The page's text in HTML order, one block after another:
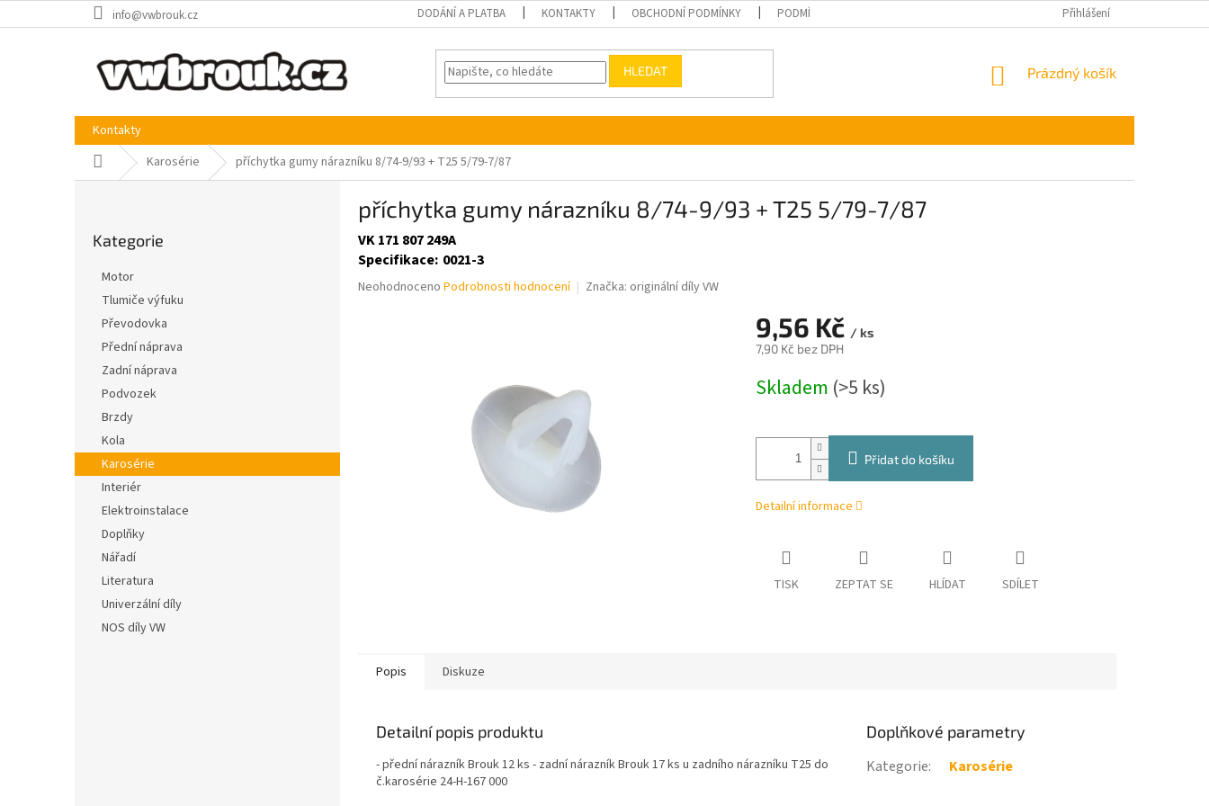
na
info@vwbrouk.cz DODÁNÍ A PLATBA KONTAKTY OBCHODNÍ PODMÍNKY PODMÍNKY OCHRANY OSOBNÍCH ÚDAJŮ Přihlášení
HLEDAT
NÁKUPNÍ
Prázdný košík
Kontakty
Domů Karosérie příchytka gumy nárazníku 8/74-9/93 + T25 5/79-7/87
l
kategorie
Kategorie
Motor
Tlumiče výfuku
Převodovka
Přední náprava
Zadní náprava
Podvozek
Brzdy
Kola
Karosérie
Interiér
Elektroinstalace
Doplňky
Nářadí
Literatura
Univerzální díly
NOS díly VW
příchytka gumy nárazníku 8/74-9/93 + T25 5/79-7/87
VK 171 807 249A
Specifikace: 0021-3
Průměrné
Neohodnoceno Podrobnosti hodnocení Značka: originální díly VW
9,56 Kč / ks
7,90 Kč bez DPH
cena:
Skladem (>5 ks)
Přidat do košíku
Detailní informace
TISK ZEPTAT SE HLÍDAT SDÍLET
Popis Diskuze
Detailní popis produktu
- přední nárazník Brouk 12 ks - zadní nárazník Brouk 17 ks u zadního nárazníku T25 do
č.karosérie 24-H-167 000
Doplňkové parametry
Kategorie: Karosérie